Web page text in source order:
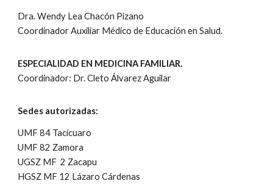
Dra. Wendy Lea Chacón Pizano
Coordinador Auxiliar Médico de Educación en Salud.
ESPECIALIDAD EN MEDICINA FAMILIAR.
Coordinador: Dr. Cleto Álvarez Aguilar
Sedes autorizadas:
UMF 84 Tacícuaro
UMF 82 Zamora
UGSZ MF 2 Zacapu
HGSZ MF 12 Lázaro Cárdenas